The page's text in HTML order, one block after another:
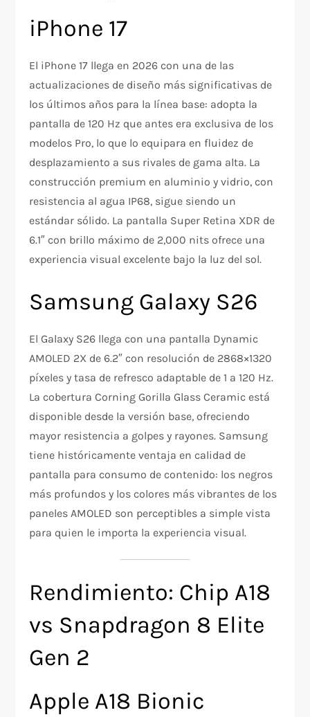
iPhone 17
El iPhone 17 llega en 2026 con una de las
actualizaciones de diseño más significativas de
los últimos años para la línea base: adopta la
pantalla de 120 Hz que antes era exclusiva de los
modelos Pro, lo que lo equipara en fluidez de
desplazamiento a sus rivales de gama alta. La
construcción premium en aluminio y vidrio, con
resistencia al agua IP68, sigue siendo un
estándar sólido. La pantalla Super Retina XDR de
6.1″ con brillo máximo de 2,000 nits ofrece una
experiencia visual excelente bajo la luz del sol.
Samsung Galaxy S26
El Galaxy S26 llega con una pantalla Dynamic
AMOLED 2X de 6.2″ con resolución de 2868×1320
píxeles y tasa de refresco adaptable de 1 a 120 Hz.
La cobertura Corning Gorilla Glass Ceramic está
disponible desde la versión base, ofreciendo
mayor resistencia a golpes y rayones. Samsung
tiene históricamente ventaja en calidad de
pantalla para consumo de contenido: los negros
más profundos y los colores más vibrantes de los
paneles AMOLED son perceptibles a simple vista
para quien le importa la experiencia visual.
Rendimiento: Chip A18
vs Snapdragon 8 Elite
Gen 2
Apple A18 Bionic